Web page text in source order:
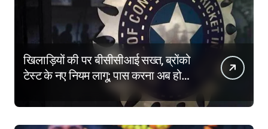
खिलाड़ियों की पर बीसीसीआई सख्त, ब्रोंको
टेस्ट के नए नियम लागू; पास करना अब होगा